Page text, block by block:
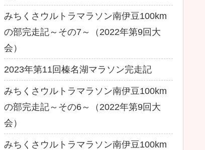
みちくさウルトラマラソン南伊豆100km
の部完走記～その7～（2022年第9回大
会）
2023年第11回榛名湖マラソン完走記
みちくさウルトラマラソン南伊豆100km
の部完走記～その6～（2022年第9回大
会）
みちくさウルトラマラソン南伊豆100km